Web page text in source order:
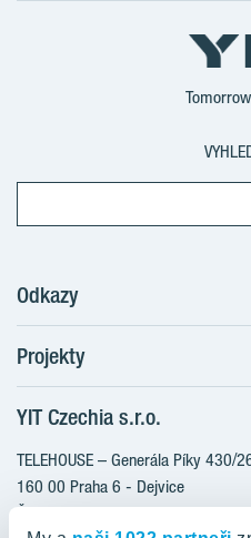
Odkazy
Postup koupě
Klientské změny
Aktuality
Blog
Kariéra
O nás
Projekty
RANTA Barrandov III
RANTA Barrandov IV
TOIVO Roztyly II
YIT Czechia s.r.o.
TELEHOUSE – Generála Píky 430/
160 00 Praha 6 - Dejvice
Česká republika